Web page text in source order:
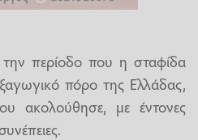
την περίοδο που η σταφίδα
πόρο της Ελλάδας,
ακολούθησε, με έντονες